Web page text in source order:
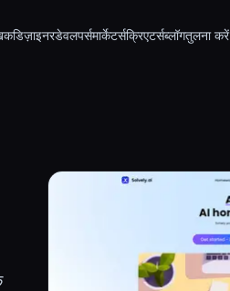
डिज़ाइनरडेवलपर्समार्केटर्सक्रिएटर्सब्लॉगतुलना करें